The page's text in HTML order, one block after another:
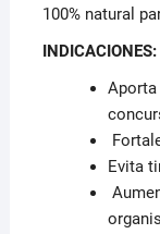
100% natural
INDICACIONES:
Aporta
Evita